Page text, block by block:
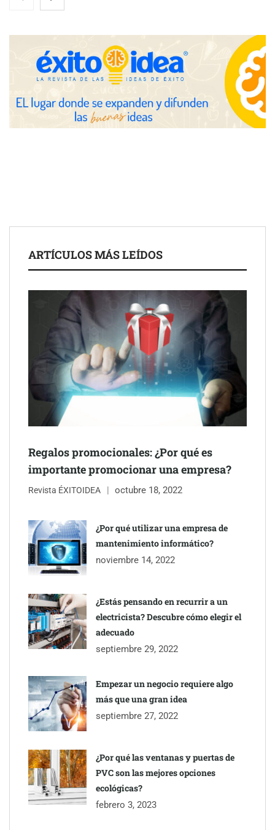
las posibilidades del salón profesional
Fundación Mapfre y CISE lanzan el concurso ‘Talento Sénior’
para impulsar ideas innovadoras creadas por y para mayores
de 50 años
NOVA: innovación y diseño que transforman espacios de la
mano de Tormo Franquicias
impermeabilización de las viviendas antes de las vacaciones
Servimudanzas supera las 3.000 reseñas con 4,8 estrellas en
mudanzas en Barcelona
ARTÍCULOS MÁS LEÍDOS
Regalos promocionales: ¿Por qué es
importante promocionar una empresa?
Revista ÉXITOIDEA octubre 18, 2022
¿Por qué utilizar una empresa de
mantenimiento informático?
noviembre 14, 2022
¿Estás pensando en recurrir a un
electricista? Descubre cómo elegir el
adecuado
septiembre 29, 2022
Empezar un negocio requiere algo
más que una gran idea
septiembre 27, 2022
¿Por qué las ventanas y puertas de
PVC son las mejores opciones
ecológicas?
febrero 3, 2023